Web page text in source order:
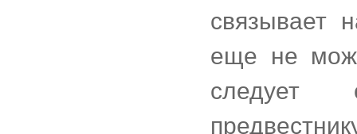
связывает
еще не
следует